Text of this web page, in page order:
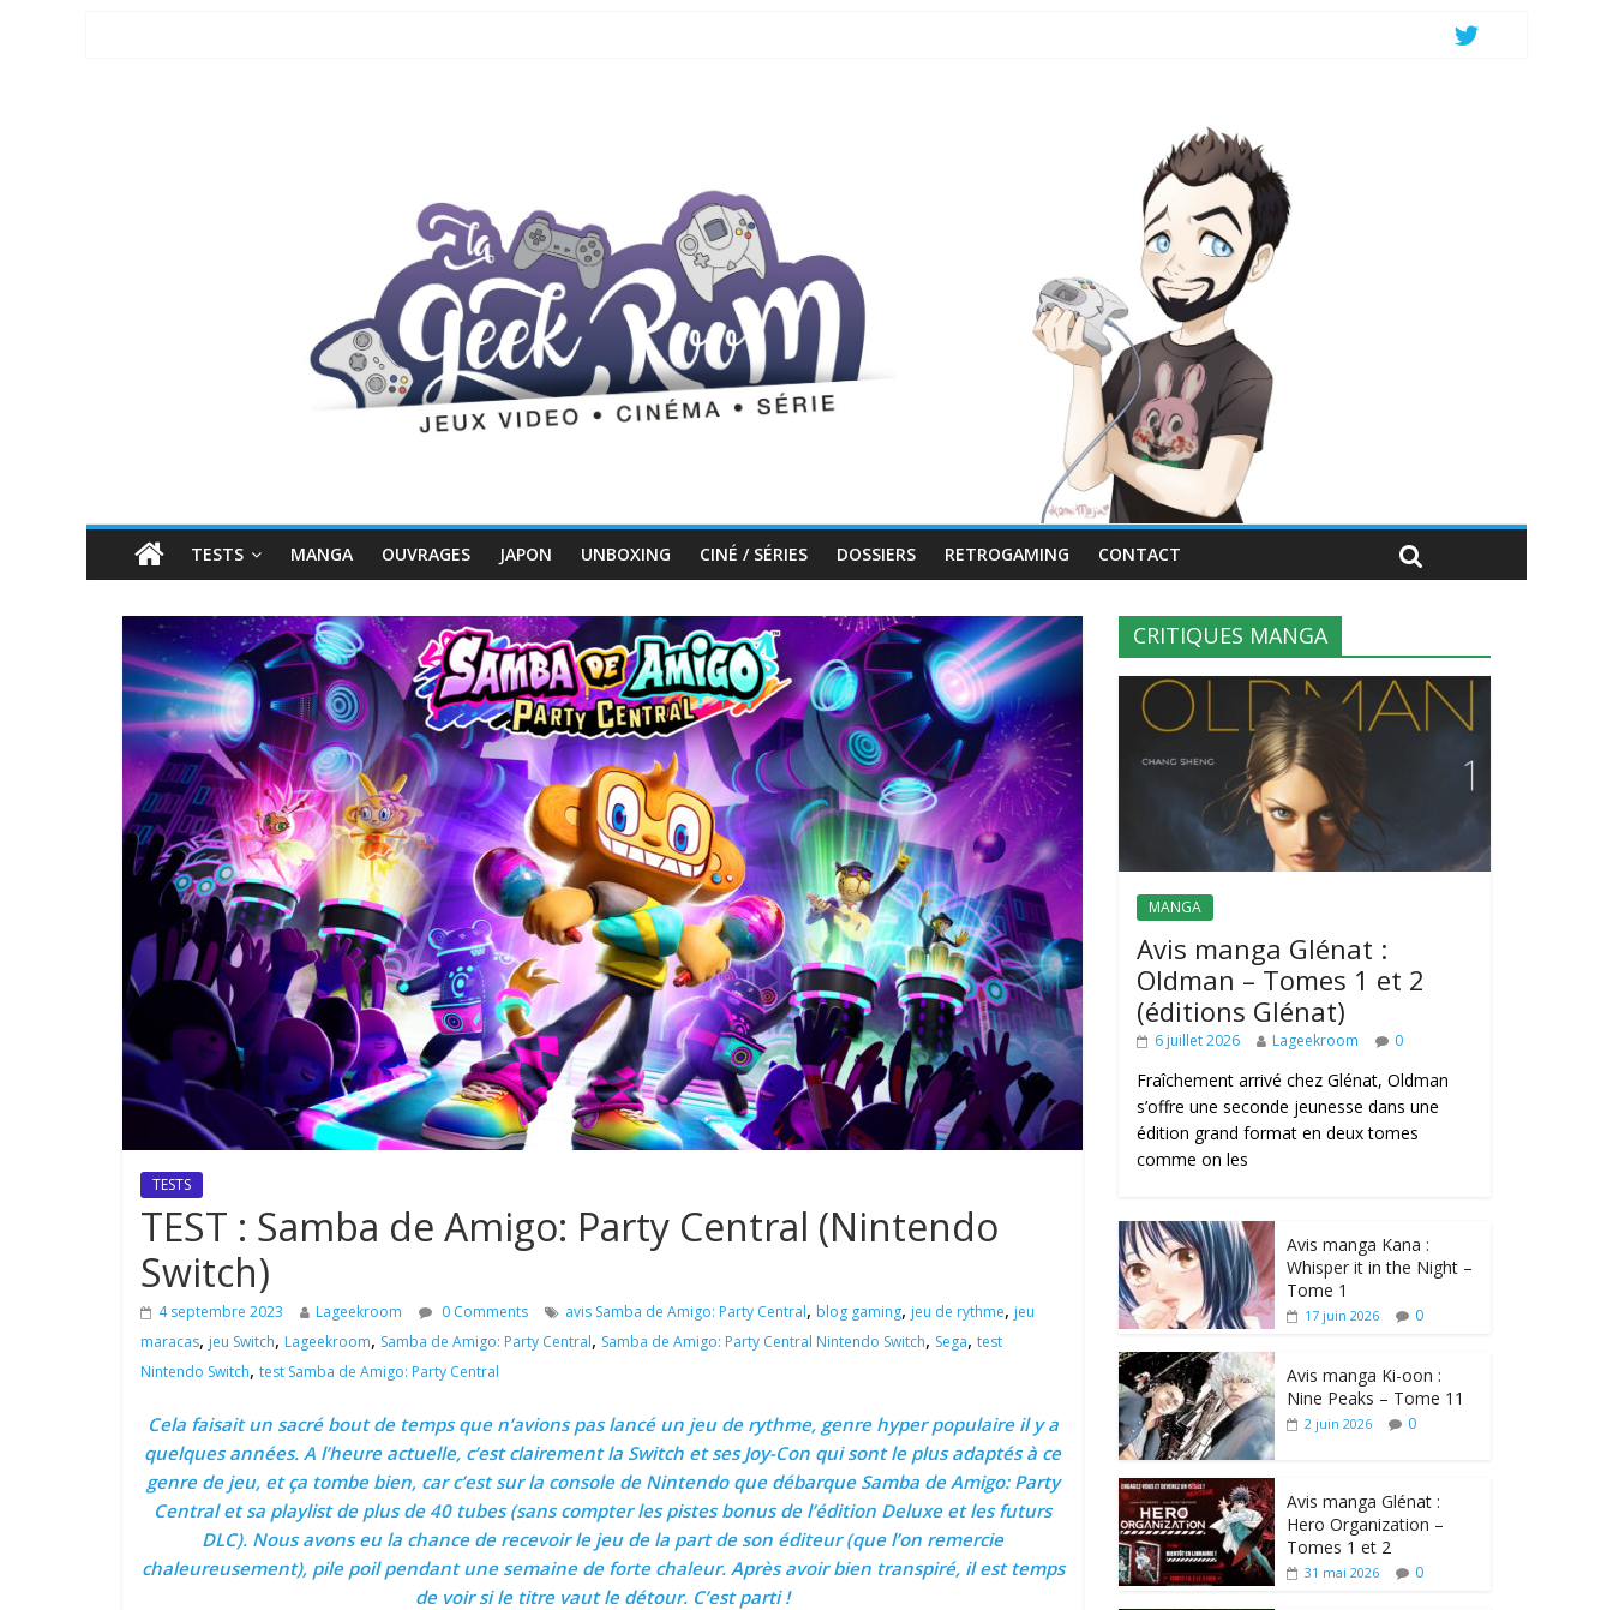
TESTS MANGA OUVRAGES JAPON UNBOXING CINÉ / SÉRIES DOSSIERS RETROGAMING CONTACT
TESTS
TEST : Samba de Amigo: Party Central (Nintendo
Switch)
4 septembre 2023 Lageekroom 0 Comments avis Samba de Amigo: Party Central, blog gaming, jeu de rythme, jeu
maracas, jeu Switch, Lageekroom, Samba de Amigo: Party Central, Samba de Amigo: Party Central Nintendo Switch, Sega, test
Nintendo Switch, test Samba de Amigo: Party Central
Cela faisait un sacré bout de temps que n’avions pas lancé un jeu de rythme, genre hyper populaire il y a
quelques années. A l’heure actuelle, c’est clairement la Switch et ses Joy-Con qui sont le plus adaptés à ce
genre de jeu, et ça tombe bien, car c’est sur la console de Nintendo que débarque Samba de Amigo: Party
Central et sa playlist de plus de 40 tubes (sans compter les pistes bonus de l’édition Deluxe et les futurs
DLC). Nous avons eu la chance de recevoir le jeu de la part de son éditeur (que l’on remercie
chaleureusement), pile poil pendant une semaine de forte chaleur. Après avoir bien transpiré, il est temps
de voir si le titre vaut le détour. C’est parti !
CRITIQUES MANGA
MANGA
Avis manga Glénat :
Oldman – Tomes 1 et 2
(éditions Glénat)
6 juillet 2026 Lageekroom 0
Fraîchement arrivé chez Glénat, Oldman
s’offre une seconde jeunesse dans une
édition grand format en deux tomes
comme on les
Avis manga Kana :
Whisper it in the Night –
Tome 1
17 juin 2026 0
Avis manga Ki-oon :
Nine Peaks – Tome 11
2 juin 2026 0
Avis manga Glénat :
Hero Organization –
Tomes 1 et 2
31 mai 2026 0